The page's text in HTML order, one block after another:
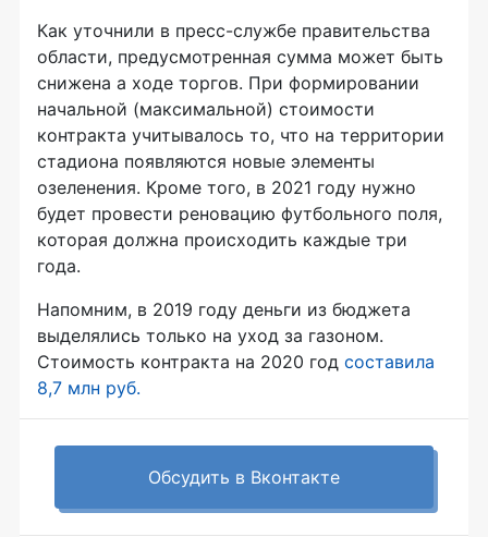
Как уточнили в пресс-службе правительства
области, предусмотренная сумма может быть
снижена а ходе торгов. При формировании
начальной (максимальной) стоимости
контракта учитывалось то, что на территории
стадиона появляются новые элементы
озеленения. Кроме того, в 2021 году нужно
будет провести реновацию футбольного поля,
которая должна происходить каждые три
года.
Напомним, в 2019 году деньги из бюджета
выделялись только на уход за газоном.
Стоимость контракта на 2020 год составила
8,7 млн руб.
Обсудить в Вконтакте